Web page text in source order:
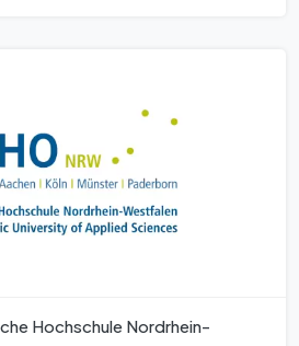
Hochschule Nordrhein-